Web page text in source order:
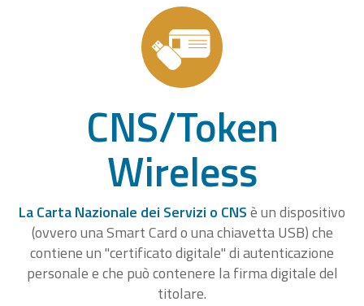
CNS/Token
Wireless
La Carta Nazionale dei Servizi o CNSè un dispositivo
(ovvero una Smart Card o una chiavetta USB) che
contiene un "certificato digitale" di autenticazione
personale e che può contenere la firma digitale del
titolare.